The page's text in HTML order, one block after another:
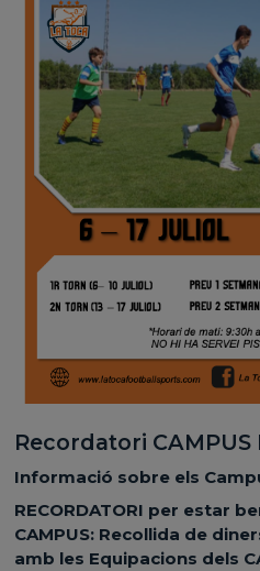
Recordatori CAMPUS
Informació sobre els
RECORDATORI per estar
CAMPUS: Recollida de
amb les Equipacions dels